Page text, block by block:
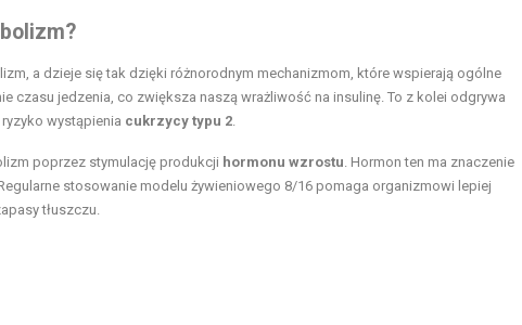
a dzieje się tak dzięki różnorodnym mechanizmom, które wspierają ogólne
czasu jedzenia, co zwiększa naszą wrażliwość na insulinę. To z kolei odgrywa
wystąpienia cukrzycy typu 2
poprzez stymulację produkcji hormonu wzrostu . Hormon ten ma znaczenie
stosowanie modelu żywieniowego 8/16 pomaga organizmowi lepiej
tłuszczu.